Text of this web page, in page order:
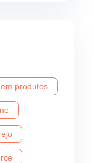
produtos